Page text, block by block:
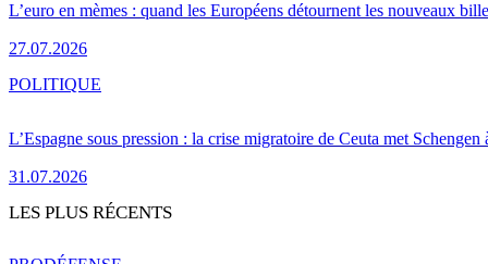
L’euro en mèmes : quand les Européens détournent les nouveaux
27.07.2026
L’Espagne sous pression : la crise migratoire de Ceuta met Schengen
31.07.2026
POLITIQUE
LES PLUS RÉCENTS